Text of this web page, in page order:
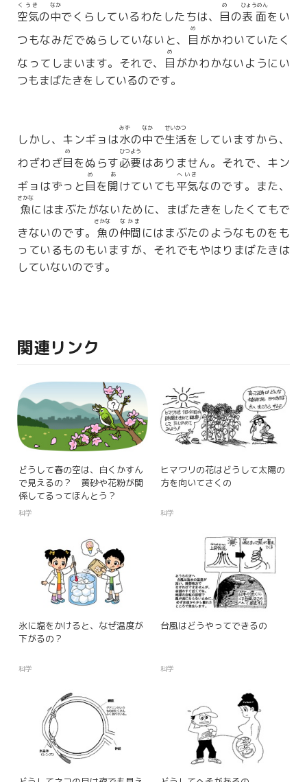
空気
くうき
の中
なか
でくらしているわたしたちは、 目
め
の表面
ひょうめん
をい
つもなみだでぬらしていないと、 目
め
がかわいていたく
なってしまいます。それで、 目
め
がかわかないようにい
つもまばたきをしているのです。
しかし、キンギョは水
みず
の中
なか
で生活
せいかつ
をしていますから、
わざわざ目
め
をぬらす必要
ひつよう
はありません。それで、キン
ギョはずっと目
め
を開
あ
けていても平気
へいき
なのです。また、
魚
さかな
にはまぶたがないために、まばたきをしたくてもで
きないのです。 魚
さかな
の仲間
なかま
にはまぶたのようなものをも
っているものもいますが、それでもやはりまばたきは
していないのです。
関連リンク
どうして春の空は、白くかすん
で見えるの？ 黄砂や花粉が関
係してるってほんとう？
科学
ヒマワリの花はどうして太陽の
方を向いてさくの
科学
氷に塩をかけると、なぜ温度が
下がるの？
科学
台風はどうやってできるの
科学